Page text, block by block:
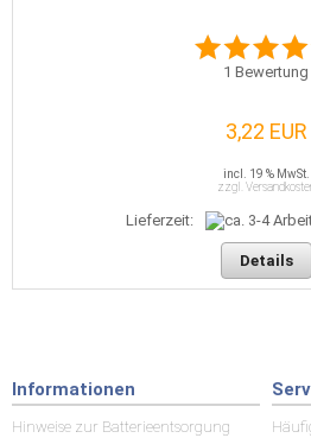
1 Bewertung
3,22 EUR
incl. 19 % MwSt.
zzgl.
Lieferzeit:
Details
Informationen
Hinweise zur Batterieentsorgung